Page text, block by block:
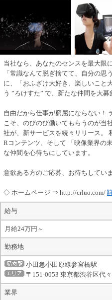
当社なら、あなたのセンスを最大限
「常識なんて脱ぎ捨てて、自分の思
に、「おふざけ大好き、楽しいこと
う ”ろけすた” で、新たな仲間を大募
自由だから仕事が窮屈にならない！
こそ、のびのび働いてもらうのが当
社が、新サービスを続々リリース。
Rコンテンツ、そして 「映像業界の
な仲間を心待ちにしています。
意欲ある方のご応募、お待ちしてい
◇ ホームページ ⇒ http://crluo.com/
給与
月給24万円～
勤務地
小田急小田原線参宮橋駅
〒151-0053 東京都渋谷区代
業界